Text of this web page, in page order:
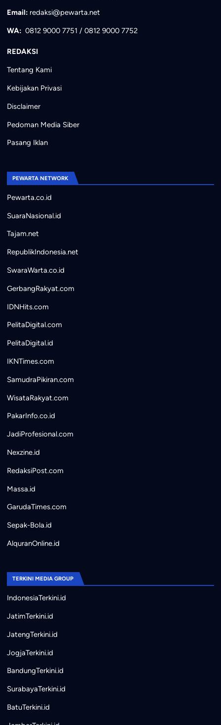
Email: redaksi@pewarta.net
WA: 0812 9000 7751 / 0812 9000 7752
REDAKSI
Tentang Kami
Kebijakan Privasi
Disclaimer
Pedoman Media Siber
Pasang Iklan
PEWARTA NETWORK
Pewarta.co.id
SuaraNasional.id
Tajam.net
RepublikIndonesia.net
SwaraWarta.co.id
GerbangRakyat.com
IDNHits.com
PelitaDigital.com
PelitaDigital.id
IKNTimes.com
SamudraPikiran.com
WisataRakyat.com
PakarInfo.co.id
JadiProfesional.com
Nexzine.id
RedaksiPost.com
Massa.id
GarudaTimes.com
Sepak-Bola.id
AlquranOnline.id
TERKINI MEDIA GROUP
IndonesiaTerkini.id
JatimTerkini.id
JatengTerkini.id
JogjaTerkini.id
BandungTerkini.id
SurabayaTerkini.id
BatuTerkini.id